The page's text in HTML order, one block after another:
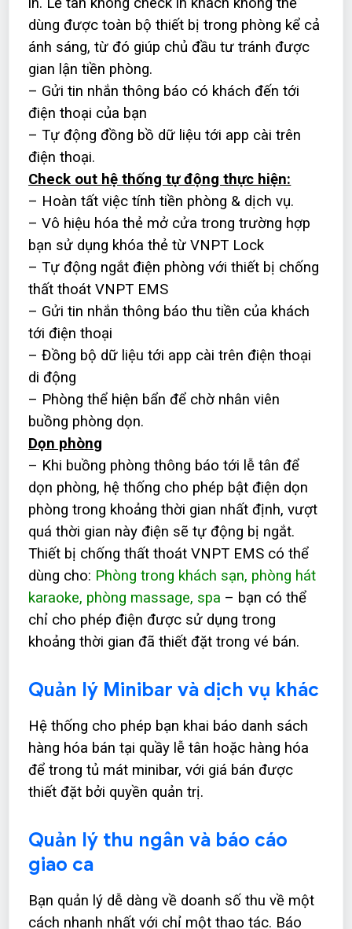
dùng được toàn bộ thiết bị trong phòng kể cả
ánh sáng, từ đó giúp chủ đầu tư tránh được
gian lận tiền phòng.
– Gửi tin nhắn thông báo có khách đến tới
điện thoại của bạn
– Tự động đồng bồ dữ liệu tới app cài trên
điện thoại.
Check out hệ thống tự động thực hiện:
– Hoàn tất việc tính tiền phòng & dịch vụ.
– Vô hiệu hóa thẻ mở cửa trong trường hợp
bạn sử dụng khóa thẻ từ VNPT Lock
– Tự động ngắt điện phòng với thiết bị chống
thất thoát VNPT EMS
– Gửi tin nhắn thông báo thu tiền của khách
tới điện thoại
– Đồng bộ dữ liệu tới app cài trên điện thoại
di động
– Phòng thể hiện bẩn để chờ nhân viên
buồng phòng dọn.
Dọn phòng
– Khi buồng phòng thông báo tới lễ tân để
dọn phòng, hệ thống cho phép bật điện dọn
phòng trong khoảng thời gian nhất định, vượt
quá thời gian này điện sẽ tự động bị ngắt.
Thiết bị chống thất thoát VNPT EMS có thể
dùng cho: Phòng trong khách sạn, phòng hát
karaoke, phòng massage, spa – bạn có thể
chỉ cho phép điện được sử dụng trong
khoảng thời gian đã thiết đặt trong vé bán.
Quản lý Minibar và dịch vụ khác
Hệ thống cho phép bạn khai báo danh sách
hàng hóa bán tại quầy lễ tân hoặc hàng hóa
để trong tủ mát minibar, với giá bán được
thiết đặt bởi quyền quản trị.
Quản lý thu ngân và báo cáo
giao ca
Bạn quản lý dễ dàng về doanh số thu về một
cách nhanh nhất với chỉ một thao tác. Báo